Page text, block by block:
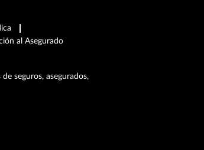
al Asegurado
seguros, asegurados,